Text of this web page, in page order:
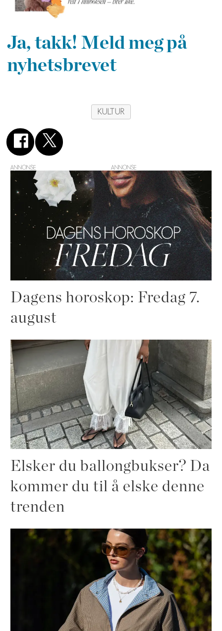
Ja, takk! Meld meg på
nyhetsbrevet
KULTUR
ANNONSE
Dagens horoskop: Fredag 7.
august
Elsker du ballongbukser? Da
kommer du til å elske denne
trenden